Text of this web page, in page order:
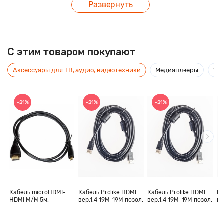
Развернуть
C этим товаром покупают
Аксессуары для ТВ, аудио, видеотехники Медиаплееры
-21%
Кабель microHDMI-
HDMI M/M 5м,
-21%
Кабель Prolike HDMI
вер.1,4 19М-19М позол.
-21%
Кабель Prolike HDMI
вер.1,4 19М-19М позол.